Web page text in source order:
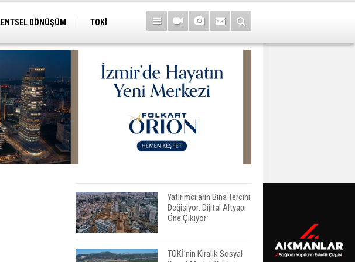
DÖNÜŞÜM
TOKİ
Yatırımcıların Bina Tercihi
Değişiyor: Dijital Altyapı
Öne Çıkıyor
TOKİ'nin Kiralık Sosyal